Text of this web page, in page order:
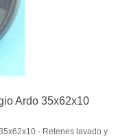
Ardo 35x62x10
- Retenes lavado y